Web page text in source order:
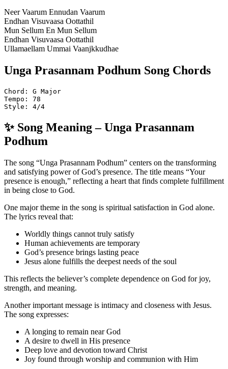
Neer Vaarum Ennudan Vaarum
Endhan Visuvaasa Oottathil
Mun Sellum En Mun Sellum
Endhan Visuvaasa Oottathil
Ullamaellam Ummai Vaanjkkudhae
Unga Prasannam Podhum Song Chords
Chord: G Major
Tempo: 78
Style: 4/4
✨ Song Meaning – Unga Prasannam
Podhum
The song “Unga Prasannam Podhum” centers on the transforming
and satisfying power of God’s presence. The title means “Your
presence is enough,” reflecting a heart that finds complete fulfillment
in being close to God.
One major theme in the song is spiritual satisfaction in God alone.
The lyrics reveal that:
Worldly things cannot truly satisfy
Human achievements are temporary
God’s presence brings lasting peace
Jesus alone fulfills the deepest needs of the soul
This reflects the believer’s complete dependence on God for joy,
strength, and meaning.
Another important message is intimacy and closeness with Jesus.
The song expresses:
A longing to remain near God
A desire to dwell in His presence
Deep love and devotion toward Christ
Joy found through worship and communion with Him